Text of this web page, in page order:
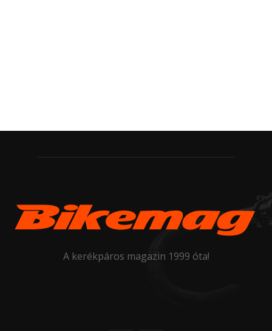
A kerékpáros magazin 1999 óta!